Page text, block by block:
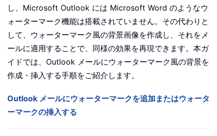
し、Microsoft Outlook には Microsoft Word のようなウ
ォーターマーク機能は搭載されていません。その代わりと
して、ウォーターマーク風の背景画像を作成し、それをメ
ールに適用することで、同様の効果を再現できます。本ガ
イドでは、Outlook メールにウォーターマーク風の背景を
作成・挿入する手順をご紹介します。
Outlook メールにウォーターマークを追加またはウォータ
ーマークの挿入する